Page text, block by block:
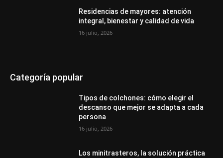
Residencias de mayores: atención
integral, bienestar y calidad de vida
16 julio, 2026
Categoría popular
Tipos de colchones: cómo elegir el
descanso que mejor se adapta a cada
persona
16 julio, 2026
Los minitrasteros, la solución práctica